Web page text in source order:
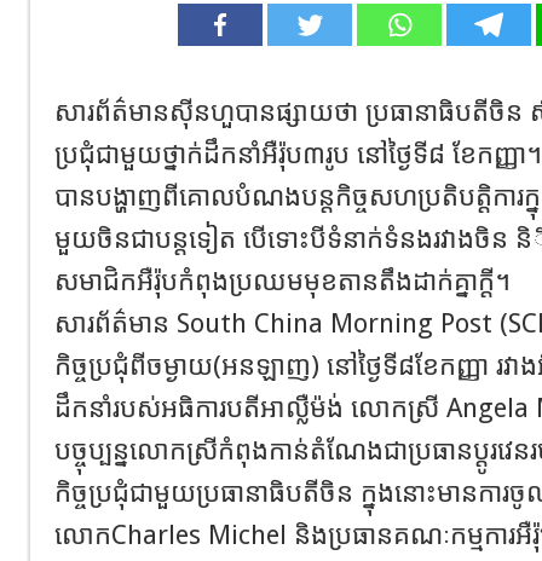
សារព័ត៌មានស៊ីនហួបានផ្សាយថា​​ ប្រធានាធិបតីចិ
ប្រជុំជាមួយថ្នាក់ដឹកនាំអឺរ៉ុប​៣រូប​ នៅថ្ងៃទី៨ ខែកញ្ញា​
បានបង្ហាញពីគោលបំណងបន្តកិច្ចសហប្រតិបត្តិការក្
មួយចិនជាបន្តទៀត បើទោះបីទំនាក់ទំនង​រវាងចិន
សមាជិកអឺរ៉ុបកំពុងប្រឈមមុខតានតឹងដាក់គ្នាក្តី។
សារព័ត៌មាន South China Morning Post
កិច្ចប្រជុំពីចម្ងាយ(អនឡាញ) នៅថ្ងៃទី​៨ខែកញ្ញា ​រវ
ដឹកនាំរបស់អធិការបតីអាល្លឺម៉ង់ លោកស្រី Angela
បច្ចុប្បន្នលោកស្រីកំពុងកាន់តំណែងជាប្រធានប្តូរវ
កិច្ចប្រជុំជាមួយប្រធានាធិបតីចិន ក្នុងនោះមានការចូ
លោកCharles Michel និងប្រធានគណៈកម្មការ